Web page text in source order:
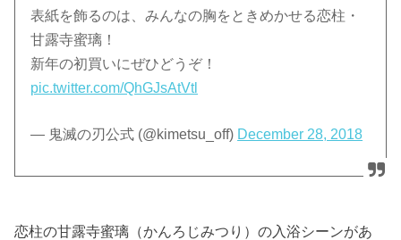
表紙を飾るのは、みんなの胸をときめかせる恋柱・
甘露寺蜜璃！
新年の初買いにぜひどうぞ！
pic.twitter.com/QhGJsAtVtl
— 鬼滅の刃公式 (@kimetsu_off) December 28, 2018
恋柱の甘露寺蜜璃（かんろじみつり）の入浴シーンがあ